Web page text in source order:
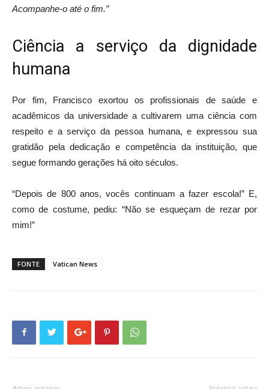
Acompanhe-o até o fim.”
Ciência a serviço da dignidade
humana
Por fim, Francisco exortou os profissionais de saúde e
acadêmicos da universidade a cultivarem uma ciência com
respeito e a serviço da pessoa humana, e expressou sua
gratidão pela dedicação e competência da instituição, que
segue formando gerações há oito séculos.
“Depois de 800 anos, vocês continuam a fazer escola!” E,
como de costume, pediu: “Não se esqueçam de rezar por
mim!”
FONTE Vatican News